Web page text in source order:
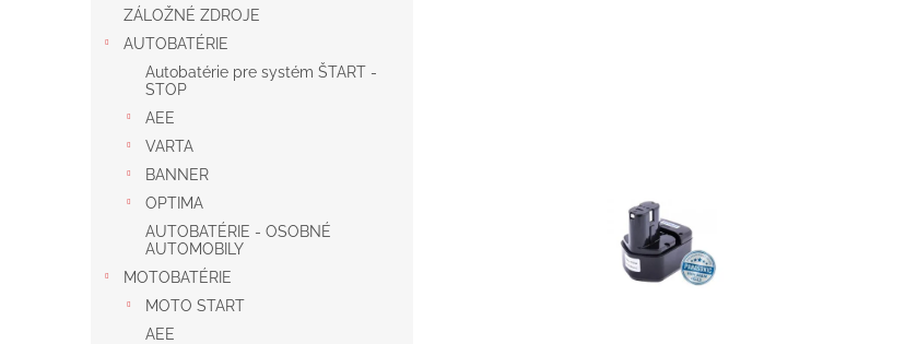
ZÁLOŽNÉ ZDROJE
AUTOBATÉRIE
Autobatérie pre systém ŠTART -
STOP
AEE
VARTA
BANNER
OPTIMA
AUTOBATÉRIE - OSOBNÉ
AUTOMOBILY
MOTOBATÉRIE
MOTO START
AEE